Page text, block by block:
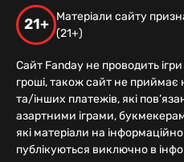
21+
Матеріали сайту
(21+)
Сайт Fanday не проводить
гроші, також сайт не приймає
та/інших платежів, які
азартними іграми,
які матеріали на
публікуються виключно в